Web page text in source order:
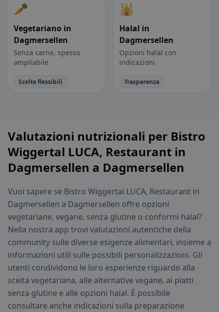
🥕
Vegetariano in
Dagmersellen
Senza carne, spesso
ampliabile
Scelte flessibili
🕌
Halal in
Dagmersellen
Opzioni halal con
indicazioni
Trasparenza
Valutazioni nutrizionali per Bistro
Wiggertal LUCA, Restaurant in
Dagmersellen a Dagmersellen
Vuoi sapere se Bistro Wiggertal LUCA, Restaurant in
Dagmersellen a Dagmersellen offre opzioni
vegetariane, vegane, senza glutine o conformi halal?
Nella nostra app trovi valutazioni autentiche della
community sulle diverse esigenze alimentari, insieme a
informazioni utili sulle possibili personalizzazioni. Gli
utenti condividono le loro esperienze riguardo alla
scelta vegetariana, alle alternative vegane, ai piatti
senza glutine e alle opzioni halal. È possibile
consultare anche indicazioni sulla preparazione